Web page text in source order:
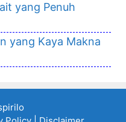
yang Penuh
yang Kaya Makna